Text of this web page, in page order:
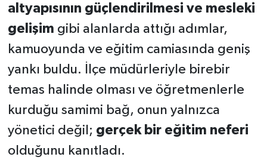
altyapısının güçlendirilmesi ve mesleki
gelişim gibi alanlarda attığı adımlar,
kamuoyunda ve eğitim camiasında geniş
yankı buldu. İlçe müdürleriyle birebir
temas halinde olması ve öğretmenlerle
kurduğu samimi bağ, onun yalnızca
yönetici değil; gerçek bir eğitim neferi
olduğunu kanıtladı.